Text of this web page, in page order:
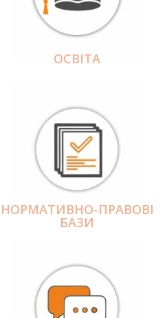
ОСВІТА
НОРМАТИВНО-ПРАВОВІ
БАЗИ